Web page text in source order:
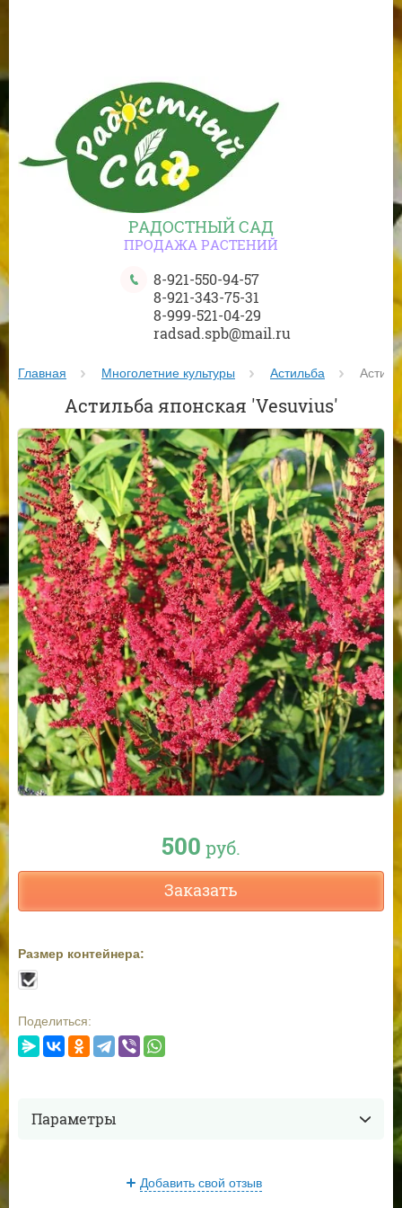
РАДОСТНЫЙ САД
ПРОДАЖА РАСТЕНИЙ
8-921-550-94-57
8-921-343-75-31
8-999-521-04-29
radsad.spb@mail.ru
Главная Многолетние культуры Астильба
Астильба японская 'Vesuvius'
500 руб.
Заказать
Размер контейнера:
Поделиться:
Параметры
Добавить свой отзыв